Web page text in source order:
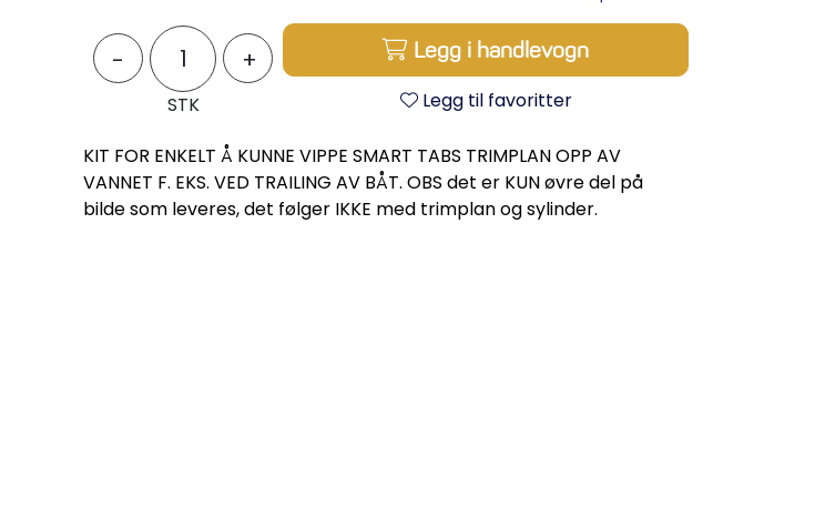
- +
STK
Legg i handlevogn
Legg til favoritter
KIT FOR ENKELT Å KUNNE VIPPE SMART TABS TRIMPLAN OPP AV
VANNET F. EKS. VED TRAILING AV BÅT. OBS det er KUN øvre del på
bilde som leveres, det følger IKKE med trimplan og sylinder.